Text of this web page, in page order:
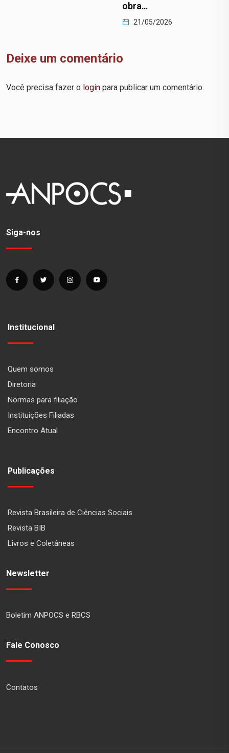
obra…
21/05/2026
Deixe um comentário
Você precisa fazer o login para publicar um comentário.
Siga-nos
Institucional
Quem somos
Diretoria
Normas para filiação
Instituições Filiadas
Encontro Atual
Publicações
Revista Brasileira de Ciências Sociais
Revista BIB
Livros e Coletâneas
Newsletter
Boletim ANPOCS e RBCS
Fale Conosco
Contatos